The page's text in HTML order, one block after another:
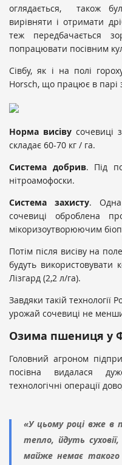
оглядається, також
вирівняти і отримати
теж передбачається
попрацювати посівним
Сівбу, як і на полі
Horsch, що працює в парі
Норма висіву сочевиці
складає 60-70 кг / га.
Система добрив. Під
нітроамофоски.
Система захисту. Одна
сочевиці оброблена
мікоризоутворюючим
Потім після висіву на
будуть використовувати
Лізгард (2,2 л/га).
Завдяки такій
урожай сочевиці не
Озима пшениця у
Головний агроном
посівна видалася
технологічні операції
«У цьому році вже в
тепло, йдуть
майже немає